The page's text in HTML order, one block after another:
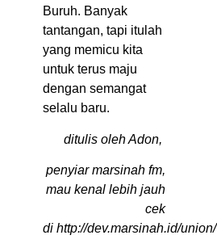
Buruh. Banyak
tantangan, tapi itulah
yang memicu kita
untuk terus maju
dengan semangat
selalu baru.
ditulis oleh Adon,
penyiar marsinah fm,
mau kenal lebih jauh
cek
di http://dev.marsinah.id/union/